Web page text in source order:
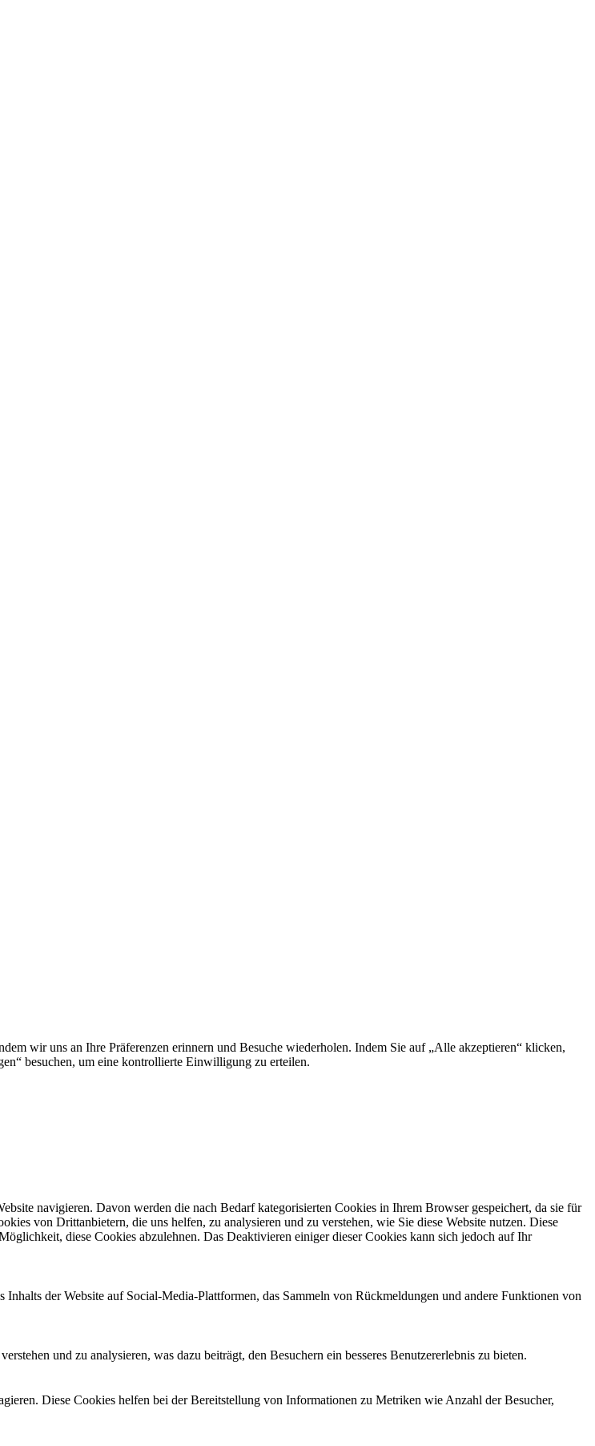
wir uns an Ihre Präferenzen erinnern und Besuche wiederholen. Indem Sie auf „Alle akzeptieren“ klicken,
besuchen, um eine kontrollierte Einwilligung zu erteilen.
navigieren. Davon werden die nach Bedarf kategorisierten Cookies in Ihrem Browser gespeichert, da sie für
von Drittanbietern, die uns helfen, zu analysieren und zu verstehen, wie Sie diese Website nutzen. Diese
diese Cookies abzulehnen. Das Deaktivieren einiger dieser Cookies kann sich jedoch auf Ihr
der Website auf Social-Media-Plattformen, das Sammeln von Rückmeldungen und andere Funktionen von
und zu analysieren, was dazu beiträgt, den Besuchern ein besseres Benutzererlebnis zu bieten.
Diese Cookies helfen bei der Bereitstellung von Informationen zu Metriken wie Anzahl der Besucher,